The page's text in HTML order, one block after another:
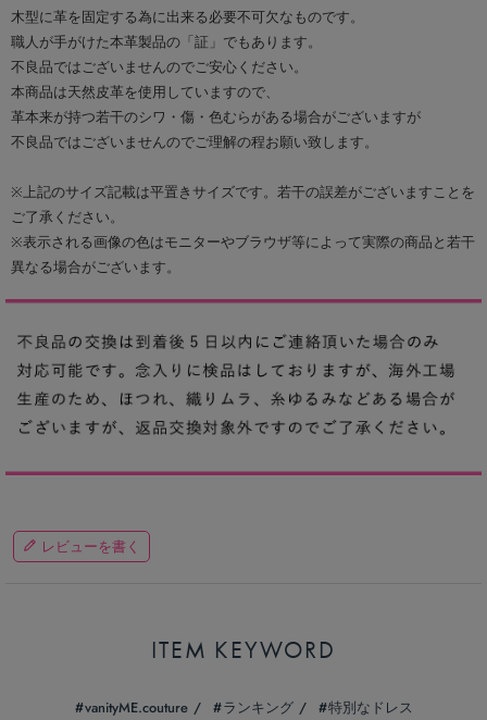
木型に革を固定する為に出来る必要不可欠なものです。
職人が手がけた本革製品の「証」でもあります。
不良品ではございませんのでご安心ください。
本商品は天然皮革を使用していますので、
革本来が持つ若干のシワ・傷・色むらがある場合がございますが
不良品ではございませんのでご理解の程お願い致します。
※上記のサイズ記載は平置きサイズです。若干の誤差がございますことを
ご了承ください。
※表示される画像の色はモニターやブラウザ等によって実際の商品と若干
異なる場合がございます。
レビューを書く
ITEM KEYWORD
vanityME.couture ランキング
特別なドレス